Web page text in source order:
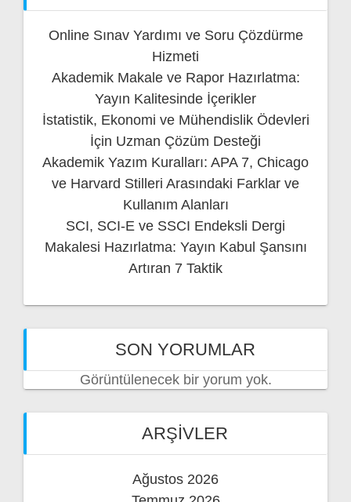
Online Sınav Yardımı ve Soru Çözdürme
Hizmeti
Akademik Makale ve Rapor Hazırlatma:
Yayın Kalitesinde İçerikler
İstatistik, Ekonomi ve Mühendislik Ödevleri
İçin Uzman Çözüm Desteği
Akademik Yazım Kuralları: APA 7, Chicago
ve Harvard Stilleri Arasındaki Farklar ve
Kullanım Alanları
SCI, SCI-E ve SSCI Endeksli Dergi
Makalesi Hazırlatma: Yayın Kabul Şansını
Artıran 7 Taktik
SON YORUMLAR
Görüntülenecek bir yorum yok.
ARŞIVLER
Ağustos 2026